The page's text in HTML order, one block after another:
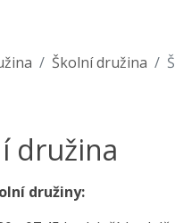
Školní družina
družina
družiny: